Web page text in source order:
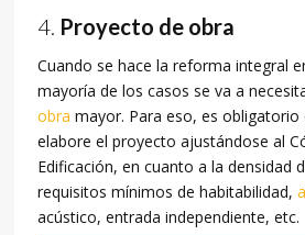
Proyecto de obra
Cuando se hace la reforma integral
mayoría de los casos se va a
obra mayor. Para eso, es
elabore el proyecto ajustándose al
Edificación, en cuanto a la densidad
requisitos mínimos de habitabilidad,
acústico, entrada independiente, etc.